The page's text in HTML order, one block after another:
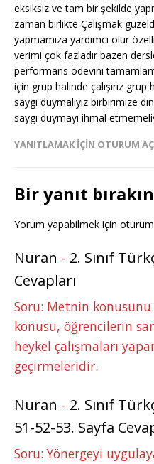
eksiksiz ve tam bir şekilde
zaman birlikte Çalışmak
yapmamıza yardımcı olur
verimi çok fazladır bazen
performans ödevini
için grup halinde çalışırız grup
saygı duymalıyız birbirimize
saygı duymayı ihmal
YANITLAMAK IÇIN OTURUM
Bir yanıt bırakın
Yorum yapabilmek için oturum
Nuran - 2. Sınıf
Cevapları
Soru: Metnin konusunu
konusu, öğrencilerin
heykel çalışmaları
geçirmeleridir.
Nuran - 2. Sınıf
51-52-53. Sayfa
Soru: Yönergeyi